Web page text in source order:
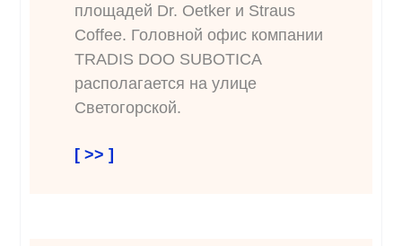
площадей Dr. Oetker и Straus
Coffee. Головной офис компании
TRADIS DOO SUBOTICA
располагается на улице
Светогорской.
[ >> ]